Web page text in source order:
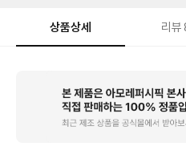
상품상세 리뷰